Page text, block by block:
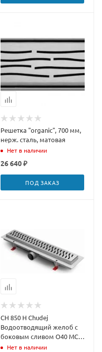
Решетка "organic", 700 мм,
нерж. сталь, матовая
Нет в наличии
26 640 ₽
ПОД ЗАКАЗ
CH 850 H Chudej
Водоотводящий желоб с
боковым сливом O40 MCH
рамка пласт. 850 мм
Нет в наличии